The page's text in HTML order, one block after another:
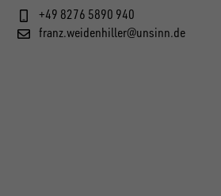
+49 8276 5890 940
franz.weidenhiller@unsinn.de